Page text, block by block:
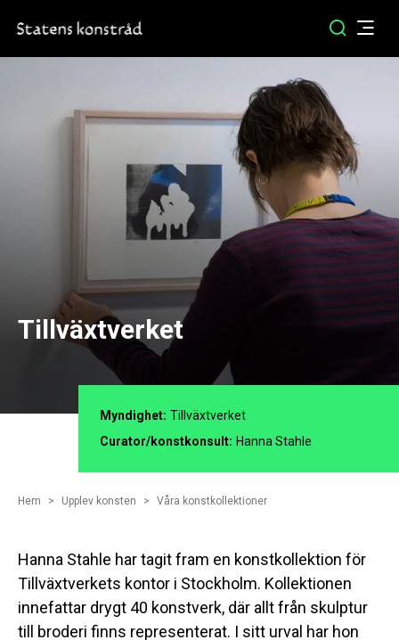
Tillväxtverket
Myndighet: Tillväxtverket
Curator/konstkonsult: Hanna Stahle
Hem Upplev konsten Våra konstkollektioner
Hanna Stahle har tagit fram en konstkollektion för
Tillväxtverkets kontor i Stockholm. Kollektionen
innefattar drygt 40 konstverk, där allt från skulptur
till broderi finns representerat. I sitt urval har hon